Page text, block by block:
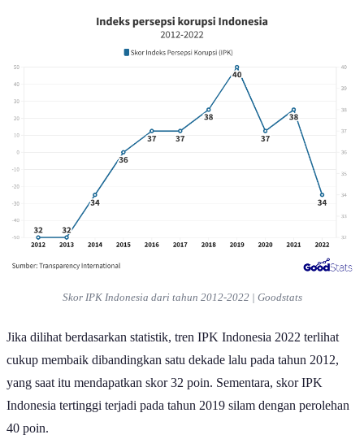
Skor IPK Indonesia dari tahun 2012-2022 | Goodstats
Jika dilihat berdasarkan statistik, tren IPK Indonesia 2022 terlihat
cukup membaik dibandingkan satu dekade lalu pada tahun 2012,
yang saat itu mendapatkan skor 32 poin. Sementara, skor IPK
Indonesia tertinggi terjadi pada tahun 2019 silam dengan perolehan
40 poin.